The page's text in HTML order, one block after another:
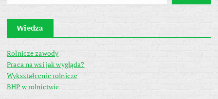
Wiedza
Rolnicze zawody
Praca na wsi jak wygląda?
Wykształcenie rolnicze
BHP w rolnictwie